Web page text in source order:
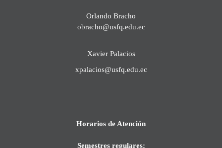
Orlando Bracho
obracho@usfq.edu.ec
Xavier Palacios
xpalacios@usfq.edu.ec
Horarios de Atención
Semestres regulares: